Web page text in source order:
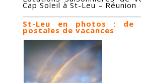
Cap Soleil à St-Leu – Réunion
St-Leu en photos : de
postales de vacances